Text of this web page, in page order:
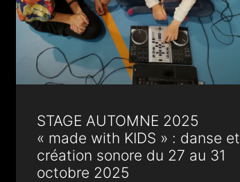
STAGE AUTOMNE 2025
« made with KIDS » : danse et
création sonore du 27 au 31
octobre 2025